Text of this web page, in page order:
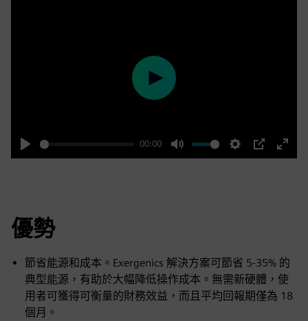
Play
00:00
Mute Settings
PIP
Enter
Play
優勢
節省能源和成本。Exergenics 解決方案可節省 5-35% 的
典型能源，有助於大幅降低操作成本。無需新硬體，使
用者可獲得可衡量的財務效益，而且平均回報期僅為 18
個月。